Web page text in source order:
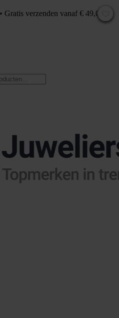
verzenden vanaf € 49,00 –